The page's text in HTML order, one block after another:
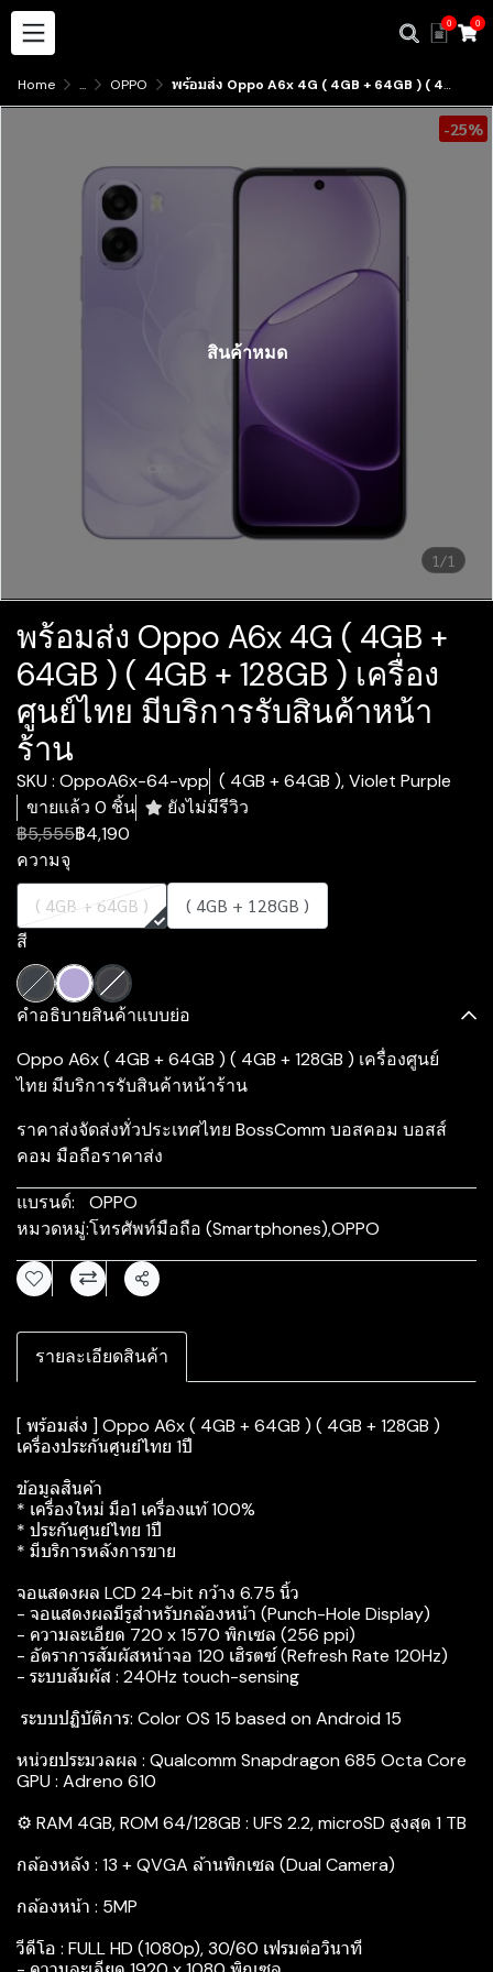
0 0
Home ... OPPO พร้อมส่ง Oppo A6x 4G ( 4GB + 64GB ) ( 4GB + 128GB ) เครื่องศูนย์ไทย มีบริการรับสินค้าหน้าร้าน
1/1
-25%
สินค้าหมด
พร้อมส่ง Oppo A6x 4G ( 4GB +
64GB ) ( 4GB + 128GB ) เครื่อง
ศูนย์ไทย มีบริการรับสินค้าหน้า
ร้าน
SKU : OppoA6x-64-vpp ( 4GB + 64GB ), Violet Purple
ขายแล้ว 0 ชิ้น
ยังไม่มีรีวิว
฿5,555฿4,190
ความจุ
( 4GB + 64GB )
( 4GB + 128GB )
สี
คำอธิบายสินค้าแบบย่อ
Oppo A6x ( 4GB + 64GB ) ( 4GB + 128GB ) เครื่องศูนย์
ไทย มีบริการรับสินค้าหน้าร้าน
ราคาส่งจัดส่งทั่วประเทศไทย BossComm บอสคอม บอสส์
คอม มือถือราคาส่ง
แบรนด์:
OPPO
หมวดหมู่:โทรศัพท์มือถือ (Smartphones),OPPO
แชร์
รายละเอียดสินค้า
[ พร้อมส่ง ] Oppo A6x ( 4GB + 64GB ) ( 4GB + 128GB )
เครื่องประกันศูนย์ไทย 1ปี
ข้อมูลสินค้า
* เครื่องใหม่ มือ1 เครื่องแท้ 100%
* ประกันศูนย์ไทย 1ปี
* มีบริการหลังการขาย
จอแสดงผล LCD 24-bit กว้าง 6.75 นิ้ว
- จอแสดงผลมีรูสำหรับกล้องหน้า (Punch-Hole Display)
- ความละเอียด 720 x 1570 พิกเซล (256 ppi)
- อัตราการสัมผัสหน้าจอ 120 เฮิรตซ์ (Refresh Rate 120Hz)
- ระบบสัมผัส : 240Hz touch-sensing
‍ ระบบปฏิบัติการ: Color OS 15 based on Android 15
หน่วยประมวลผล : Qualcomm Snapdragon 685 Octa Core
GPU : Adreno 610
⚙️ RAM 4GB, ROM 64/128GB : UFS 2.2, microSD สูงสุด 1 TB
กล้องหลัง : 13 + QVGA ล้านพิกเซล (Dual Camera)
กล้องหน้า : 5MP
วีดีโอ : FULL HD (1080p), 30/60 เฟรมต่อวินาที